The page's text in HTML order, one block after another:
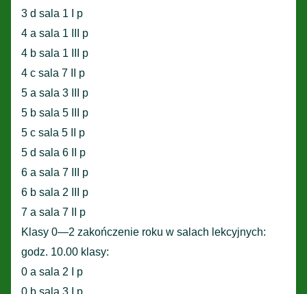
3 d sala 1 I p
4 a sala 1 III p
4 b sala 1 III p
4 c sala 7 II p
5 a sala 3 III p
5 b sala 5 III p
5 c sala 5 II p
5 d sala 6 II p
6 a sala 7 III p
6 b sala 2 III p
7 a sala 7 II p
Klasy 0—2 zakończenie roku w salach lekcyjnych:
godz. 10.00 klasy:
0 a sala 2 I p
0 b sala 3 I p